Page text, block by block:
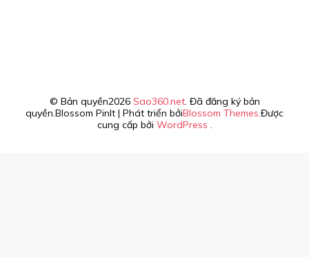
© Bản quyền2026 Sao360.net. Đã đăng ký bản
quyền.Blossom PinIt | Phát triển bởiBlossom Themes.Được
cung cấp bởi WordPress .